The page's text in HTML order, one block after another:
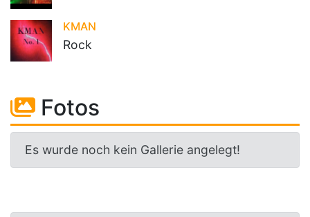
KMAN
Rock
Fotos
Es wurde noch kein Gallerie angelegt!